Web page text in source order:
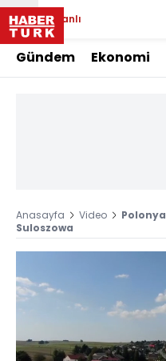
Canlı
Gündem Ekonomi
Anasayfa Video
Suloszowa